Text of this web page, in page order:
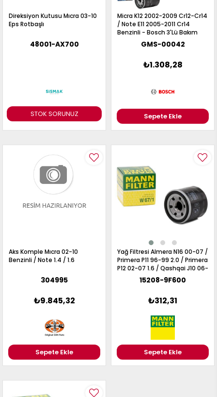
STOK SORUNUZ
Direksiyon Kutusu Mıcra 03-10
Eps Rotbaşlı
48001-AX700
Micra K12 2002-2009 Cr12-Cr14
/ Note E11 2005-2011 Cr14
Benzinli - Bosch 3'Lü Bakım
Seti Yağ-Hava-Polen Filtresi
GMS-00042
₺1.308,28
Sepete Ekle
Aks Komple Mıcra 02-10
Benzinli / Note 1.4 / 1.6
304995
₺9.845,32
Sepete Ekle
Yağ Filtresi Almera N16 00-07 /
Primera P11 96-99 2.0 / Primera
P12 02-07 1.6 / Qashqai J10 06-
13 1.6 / Juke F15 10-19 1.6 /
Benzinli Motorlar
15208-9F600
₺312,31
Sepete Ekle